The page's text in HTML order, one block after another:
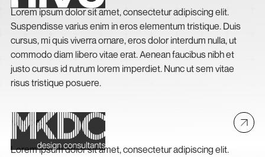
Lorem ipsum dolor sit amet, consectetur adipiscing elit.
Suspendisse varius enim in eros elementum tristique. Duis
cursus, mi quis viverra ornare, eros dolor interdum nulla, ut
commodo diam libero vitae erat. Aenean faucibus nibh et
justo cursus id rutrum lorem imperdiet. Nunc ut sem vitae
risus tristique posuere.
MKDC
Lorem ipsum dolor sit amet, consectetur adipiscing elit.